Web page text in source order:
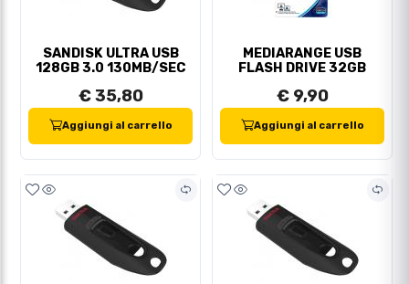
SANDISK ULTRA USB
128GB 3.0 130MB/SEC
€ 35,80
Aggiungi al carrello
MEDIARANGE USB
FLASH DRIVE 32GB
€ 9,90
Aggiungi al carrello